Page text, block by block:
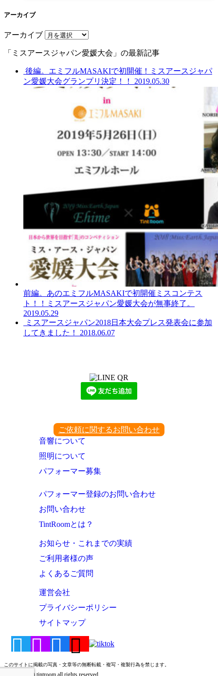
アーカイブ
アーカイブ
「ミスアースジャパン愛媛大会」の最新記事
後編。エミフルMASAKIで初開催！ミスアースジャパ
ン愛媛大会グランプリ決定！！
2019.05.30
前編。あのエミフルMASAKIで初開催ミスコンテス
ト！！ミスアースジャパン愛媛大会が無事終了。
2019.05.29
ミスアースジャパン2018日本大会プレス発表会に参加
してきました！
2018.06.07
ご依頼に関するお問い合わせ
音響について
照明について
パフォーマー募集
パフォーマー登録のお問い合わせ
お問い合わせ
TintRoomとは？
お知らせ・これまでの実績
ご利用者様の声
よくあるご質問
運営会社
プライバシーポリシー
サイトマップ
このサイトに掲載の写真・文章等の無断転載・複写・複製行為を禁じます。
Copyright (c) tintroom all rights reserved.